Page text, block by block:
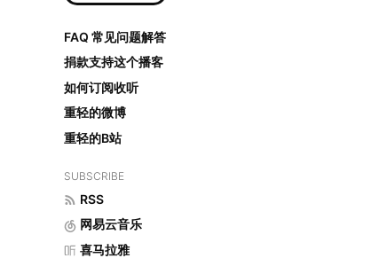
FAQ 常见问题解答
捐款支持这个播客
如何订阅收听
重轻的微博
重轻的B站
SUBSCRIBE
RSS
网易云音乐
喜马拉雅